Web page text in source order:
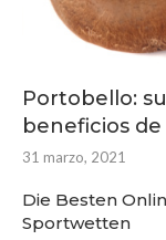
Portobello:
beneficios
31 marzo, 2021
Die Besten
Sportwetten